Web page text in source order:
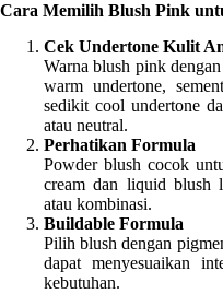
Cara Memilih Blush Pink
Cek Undertone Kulit
Warna blush pink
warm undertone,
sedikit cool undertone
atau neutral.
Perhatikan Formula
Powder blush cocok
cream dan liquid blush
atau kombinasi.
Buildable Formula
Pilih blush dengan
dapat menyesuaikan
kebutuhan.